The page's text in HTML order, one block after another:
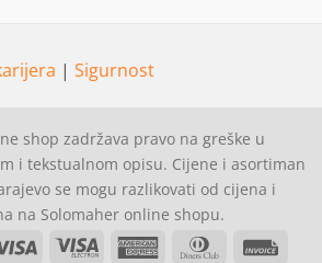
| Sigurnost
shop zadržava pravo na greške u
i tekstualnom opisu. Cijene i asortiman
se mogu razlikovati od cijena i
na Solomaher online shopu.
Visa
Visa
American Dinners